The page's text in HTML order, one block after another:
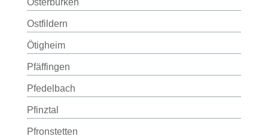
Osterburken
Ostfildern
Ötigheim
Pfäffingen
Pfedelbach
Pfinztal
Pfronstetten